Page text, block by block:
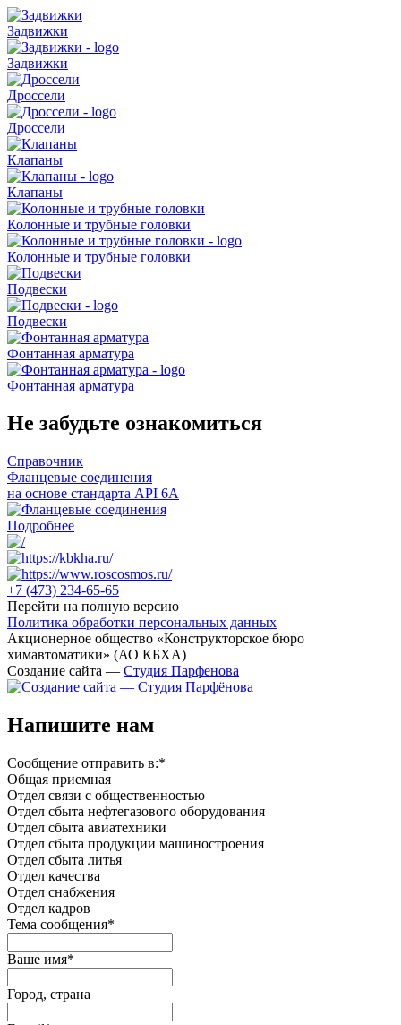
Задвижки
Задвижки
Дроссели
Дроссели
Клапаны
Клапаны
Колонные и трубные головки
Колонные и трубные головки
Подвески
Подвески
Фонтанная арматура
Фонтанная арматура
Не забудьте ознакомиться
Справочник
Фланцевые соединения
на основе стандарта API 6A
Подробнее
+7 (473) 234-65-65
Перейти на полную версию
Политика обработки персональных данных
Акционерное общество «Конструкторское бюро
химавтоматики» (АО КБХА)
Создание сайта — Студия Парфенова
Напишите нам
Сообщение отправить в:*
Общая приемная
Отдел связи с общественностью
Oтдел сбыта нефтегазового оборудования
Отдел сбыта авиатехники
Отдел сбыта продукции машиностроения
Отдел сбыта литья
Отдел качества
Oтдел снабжения
Отдел кадров
Тема сообщения*
Ваше имя*
Город, страна